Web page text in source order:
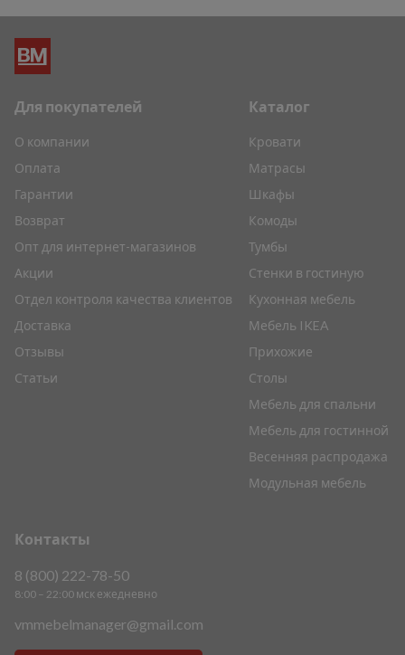
Контакты
8 (800) 222-78-50
8:00 – 22:00 мск ежедневно
vmmebelmanager@gmail.com
Каталог
Кровати
Матрасы
Шкафы
Комоды
Тумбы
Стенки в гостиную
Кухонная мебель
Мебель IKEA
Прихожие
Столы
Мебель для спальни
Мебель для гостинной
Весенняя распродажа
Модульная мебель
Для покупателей
О компании
Оплата
Гарантии
Возврат
Опт для интернет-магазинов
Акции
Отдел контроля качества клиентов
Доставка
Отзывы
Статьи